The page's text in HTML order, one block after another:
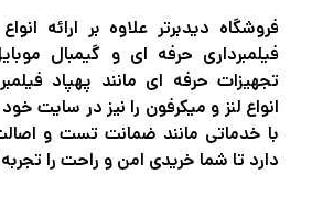
فروشگاه دیدبرتر علاوه بر ارائه
فیلمبرداری حرفه ای و گیمبال
تجهیزات حرفه ای مانند پهپاد
انواع لنز و میکرفون را نیز در سایت
با خدماتی مانند ضمانت تست و
دارد تا شما خریدی امن و راحت را